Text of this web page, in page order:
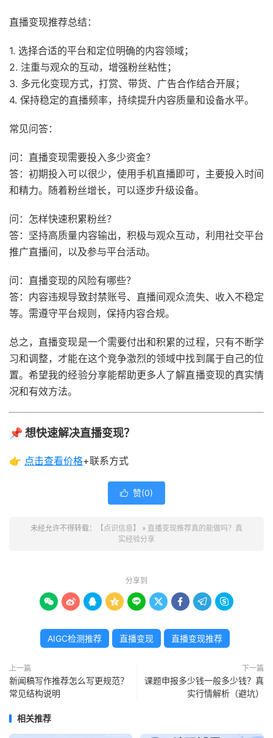
直播变现推荐总结：
1. 选择合适的平台和定位明确的内容领域；
2. 注重与观众的互动，增强粉丝粘性；
3. 多元化变现方式，打赏、带货、广告合作结合开展；
4. 保持稳定的直播频率，持续提升内容质量和设备水平。
常见问答：
问：直播变现需要投入多少资金？
答：初期投入可以很少，使用手机直播即可，主要投入时间
和精力。随着粉丝增长，可以逐步升级设备。
问：怎样快速积累粉丝？
答：坚持高质量内容输出，积极与观众互动，利用社交平台
推广直播间，以及参与平台活动。
问：直播变现的风险有哪些？
答：内容违规导致封禁账号、直播间观众流失、收入不稳定
等。需遵守平台规则，保持内容合规。
总之，直播变现是一个需要付出和积累的过程，只有不断学
习和调整，才能在这个竞争激烈的领域中找到属于自己的位
置。希望我的经验分享能帮助更多人了解直播变现的真实情
况和有效方法。
📌 想快速解决直播变现？
👉 点击查看价格+联系方式
 赞(0)
未经允许不得转载： 【点识信息】 » 直播变现推荐真的能做吗？真
实经验分享
分享到
        
AIGC检测推荐 直播变现 直播变现推荐
上一篇
新闻稿写作推荐怎么写更规范？
常见结构说明
下一篇
课题申报多少钱一般多少钱？真
实行情解析（避坑）
相关推荐